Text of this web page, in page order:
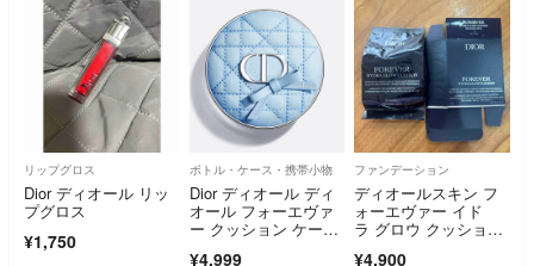
リップグロス
Dior ディオール リッ
プグロス
¥1,750
ボトル・ケース・携帯小物
Dior ディオール ディ
オール フォーエヴァ
ー クッション ケー
¥4,999
ファンデーション
ディオールスキン フ
ォーエヴァー イド
ラ グロウ クッショ
¥4,900